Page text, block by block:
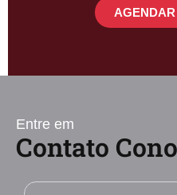
Entre em
Contato